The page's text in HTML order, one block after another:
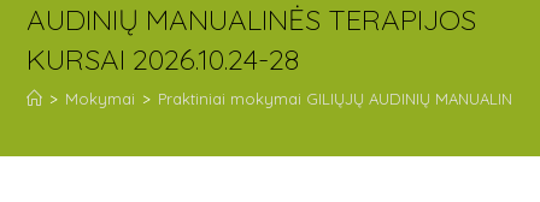
AUDINIŲ MANUALINĖS TERAPIJOS
KURSAI 2026.10.24-28
> Mokymai > Praktiniai mokymai GILIŲJŲ AUDINIŲ MANUALINĖS